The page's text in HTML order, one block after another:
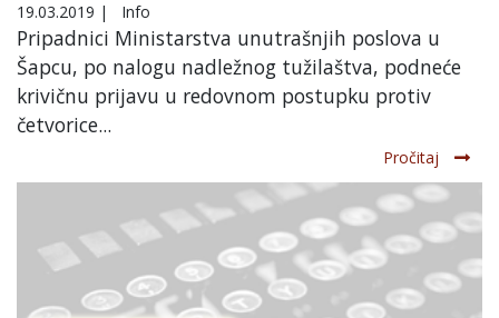
19.03.2019 | Info
Pripadnici Ministarstva unutrašnjih poslova u
Šapcu, po nalogu nadležnog tužilaštva, podneće
krivičnu prijavu u redovnom postupku protiv
četvorice...
Pročitaj